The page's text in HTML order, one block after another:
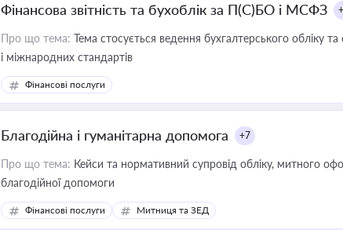
Фінансова звітність та бухоблік за П(С)БО і МСФЗ
Про що тема: Тема стосується ведення бухгалтерського обліку
і міжнародних стандартів
Фінансові послуги
Благодійна і гуманітарна допомога +7
Про що тема: Кейси та нормативний супровід обліку, митного
благодійної допомоги
Фінансові послуги Митниця та ЗЕД